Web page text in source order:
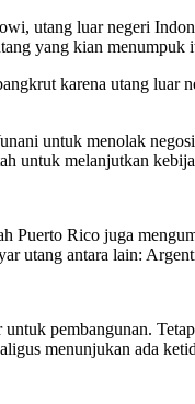
utang luar negeri
yang kian menumpuk
karena utang luar
untuk menolak
untuk melanjutkan
Puerto Rico juga
utang antara lain:
pembangunan.
menunjukan ada